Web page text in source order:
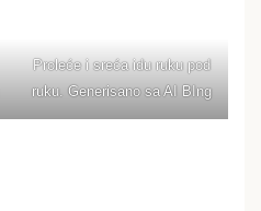
Proleće i sreća idu ruku pod
ruku. Generisano sa AI BIng